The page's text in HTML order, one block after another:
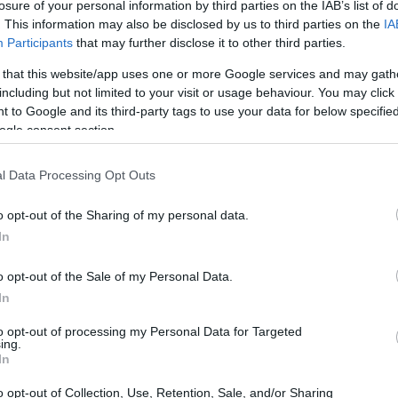
of your personal information by third parties on the IAB’s list of
This information may also be disclosed by us to third parties on the
Participants that may further disclose it to other third parties.
that this website/app uses one or more Google services and may
but not limited to your visit or usage behaviour. You may
to Google and its third-party tags to use your data for below
consent section.
Data Processing Opt Outs
opt-out of the Sharing of my personal data.
opt-out of the Sale of my Personal Data.
opt-out of processing my Personal Data for Targeted
opt-out of Collection, Use, Retention, Sale, and/or Sharing
en España para calcular el interés de las
estable respecto a la semana anterior,
índice ha experimentado una media de2,043%en
al cierre de abril, cuando se encontraba en
cifras tan bajas desde hace más de dos
alcanzó un máximo de
puntos porcentuales, y en un análisis interanual, el